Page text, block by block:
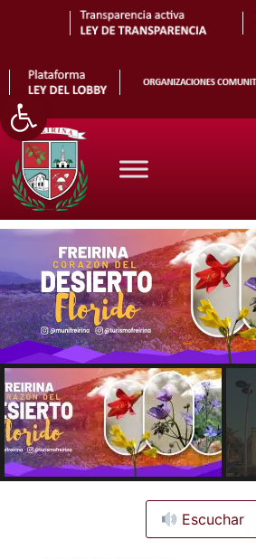
Abrir barra de
Escuchar